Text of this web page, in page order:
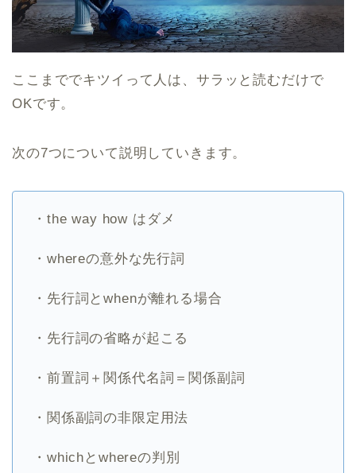
ここまででキツイって人は、サラッと読むだけで
OKです。
次の7つについて説明していきます。
・the way how はダメ
・whereの意外な先行詞
・先行詞とwhenが離れる場合
・先行詞の省略が起こる
・前置詞＋関係代名詞＝関係副詞
・関係副詞の非限定用法
・whichとwhereの判別